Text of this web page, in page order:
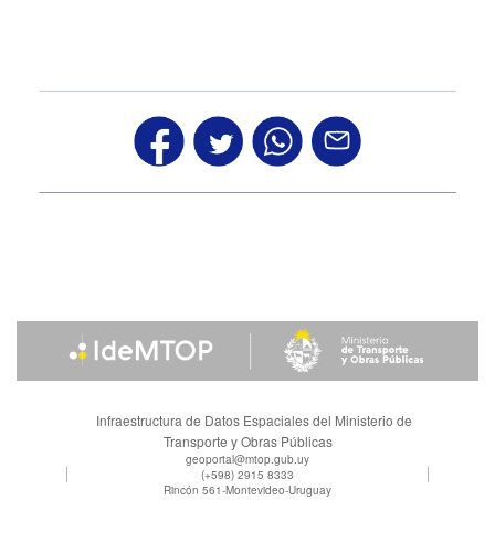
Infraestructura de Datos Espaciales del Ministerio de
Transporte y Obras Públicas
geoportal@mtop.gub.uy
(+598) 2915 8333
Rincón 561-Montevideo-Uruguay